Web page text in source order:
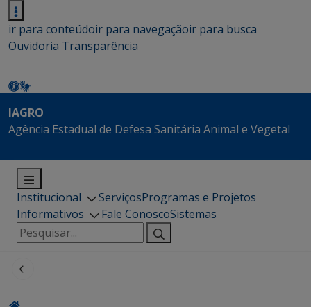
ir para conteúdoir para navegaçãoir para busca
Ouvidoria Transparência
IAGRO
Agência Estadual de Defesa Sanitária Animal e Vegetal
Institucional ServiçosProgramas e Projetos
Informativos
Fale ConoscoSistemas
Pesquisar
por: